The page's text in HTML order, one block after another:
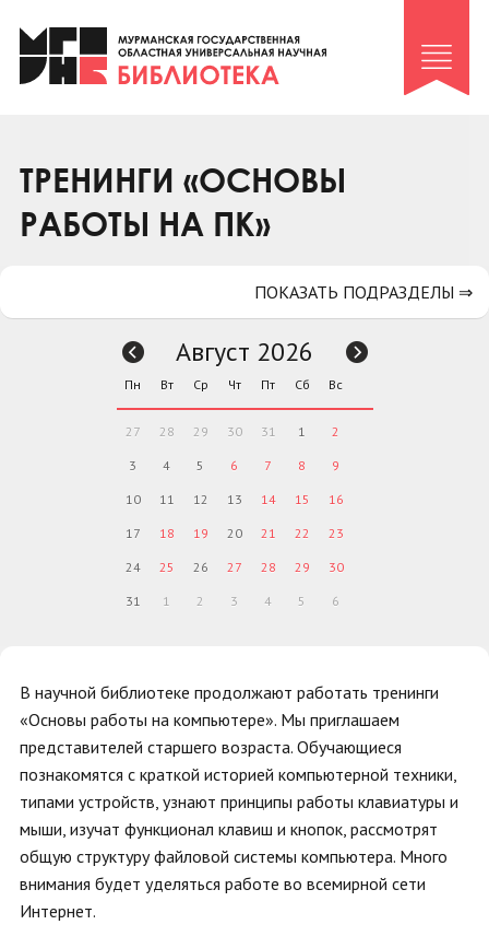
Клуб «Гиря и сельдерей»
Клуб «Семейный архив»
Коллегам
Контакты
ТРЕНИНГИ «ОСНОВЫ
РАБОТЫ НА ПК»
В научной библиотеке продолжают работать тренинги
«Основы работы на компьютере». Мы приглашаем
представителей старшего возраста. Обучающиеся
познакомятся с краткой историей компьютерной техники,
типами устройств, узнают принципы работы клавиатуры и
мыши, изучат функционал клавиш и кнопок, рассмотрят
общую структуру файловой системы компьютера. Много
внимания будет уделяться работе во всемирной сети
Интернет.
ПОКАЗАТЬ ПОДРАЗДЕЛЫ ⇒
Август 2026
Пн Вт Ср Чт Пт Сб Вс
27 28 29 30 31 1 2
3 4 5 6 7 8 9
10 11 12 13 14 15 16
17 18 19 20 21 22 23
24 25 26 27 28 29 30
31 1 2 3 4 5 6